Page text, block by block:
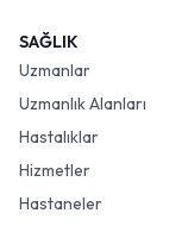
SAĞLIK
Uzmanlar
Uzmanlık Alanları
Hastalıklar
Hizmetler
Hastaneler